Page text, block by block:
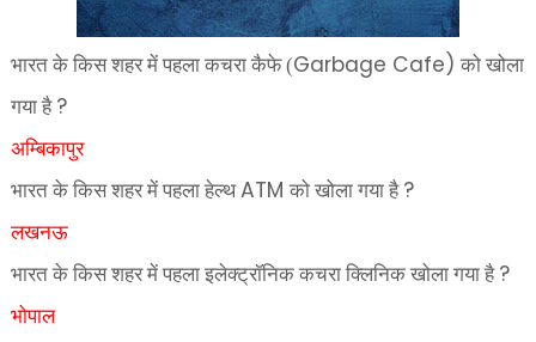
भारत के किस शहर में पहला कचरा कैफे (Garbage Cafe) को खोला
गया है ?
अम्बिकापुर
भारत के किस शहर में पहला हेल्थATM को खोला गया है ?
लखनऊ
भारत के किस शहर में पहला इलेक्ट्रॉनिक कचरा क्लिनिक खोला गया है ?
भोपाल